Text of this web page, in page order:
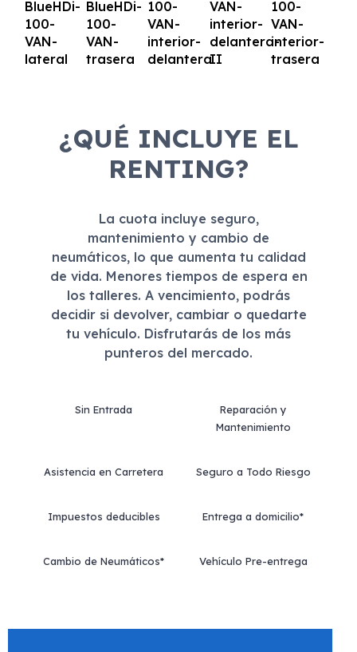
¿QUÉ INCLUYE EL
RENTING?
La cuota incluye seguro,
mantenimiento y cambio de
neumáticos, lo que aumenta tu calidad
de vida. Menores tiempos de espera en
los talleres. A vencimiento, podrás
decidir si devolver, cambiar o quedarte
tu vehículo. Disfrutarás de los más
punteros del mercado.
Sin Entrada
Reparación y
Mantenimiento
Asistencia en Carretera Seguro a Todo Riesgo
Impuestos deducibles Entrega a domicilio*
Cambio de Neumáticos* Vehículo Pre-entrega